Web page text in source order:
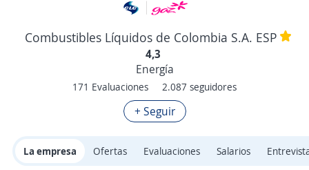
Combustibles Líquidos de Colombia S.A. ESP
4,3
Energía
171 Evaluaciones 2.087 seguidores
+ Seguir
La empresa Ofertas Evaluaciones Salarios